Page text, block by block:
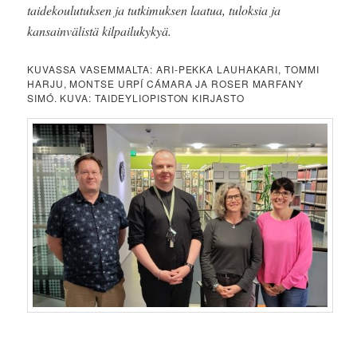
taidekoulutuksen ja tutkimuksen laatua, tuloksia ja
kansainvälistä kilpailukykyä.
KUVASSA VASEMMALTA: ARI-PEKKA LAUHAKARI, TOMMI
HARJU, MONTSE URPÍ CÁMARA JA ROSER MARFANY
SIMÓ. KUVA: TAIDEYLIOPISTON KIRJASTO